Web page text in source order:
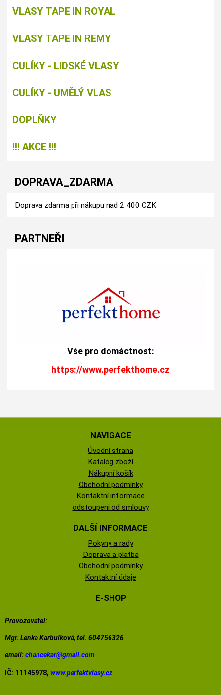
VLASY TAPE IN ROYAL
VLASY TAPE IN REMY
CULÍKY - LIDSKÉ VLASY
CULÍKY - UMĚLÝ VLAS
DOPLŇKY
!!! AKCE !!!
DOPRAVA_ZDARMA
Doprava zdarma při nákupu nad 2 400 CZK
PARTNEŘI
Vše pro domáctnost:
https://www.perfekthome.cz
NAVIGACE
Úvodní strana
Katalog zboží
Nákupní košík
Obchodní podmínky
Kontaktní informace
odstoupeni od smlouvy
DALŠÍ INFORMACE
Pokyny a rady
Doprava a platba
Obchodní podmínky
Kontaktní údaje
E-SHOP
Provozovatel:
Mgr. Lenka Karbulková, tel. 604756326
email:chancekar@gmail.com
IČ: 11145978, www.perfektvlasy.cz